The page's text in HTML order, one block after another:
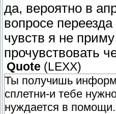
да, вероятно в
вопросе
чувств я не
прочувствовать
Quote (LEXX)
Ты получишь
сплетни-и тебе
нуждается в помощи.